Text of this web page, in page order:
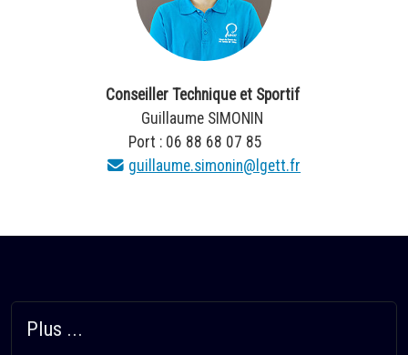
Conseiller Technique et Sportif
Guillaume SIMONIN
Port : 06 88 68 07 85
guillaume.simonin@lgett.fr
Plus ...